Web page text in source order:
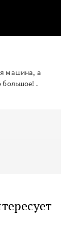
машина, а
большое! .